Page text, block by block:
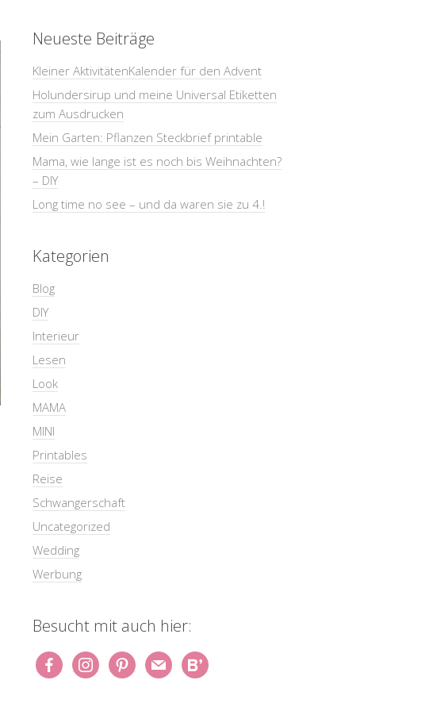
Neueste Beiträge
Kleiner AktivitätenKalender für den Advent
Holundersirup und meine Universal Etiketten
zum Ausdrucken
Mein Garten: Pflanzen Steckbrief printable
Mama, wie lange ist es noch bis Weihnachten?
– DIY
Long time no see – und da waren sie zu 4.!
Kategorien
Blog
DIY
Interieur
Lesen
Look
MAMA
MINI
Printables
Reise
Schwangerschaft
Uncategorized
Wedding
Werbung
Besucht mit auch hier: